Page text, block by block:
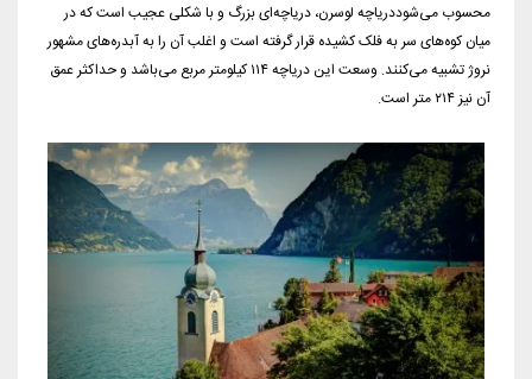
محسوب می‌شوددریاچه لوسرن، دریاچه‌ای بزرگ و با شکلی عجیب است که در
میان کوه‌های سر به فلک کشیده قرار گرفته است و اغلب آن را به آبدره‌های مشهور
نروژ تشبیه می‌کنند. وسعت این دریاچه ۱۱۴ کیلومتر مربع می‌باشد و حداکثر عمق
آن نیز ۲۱۴ متر است.